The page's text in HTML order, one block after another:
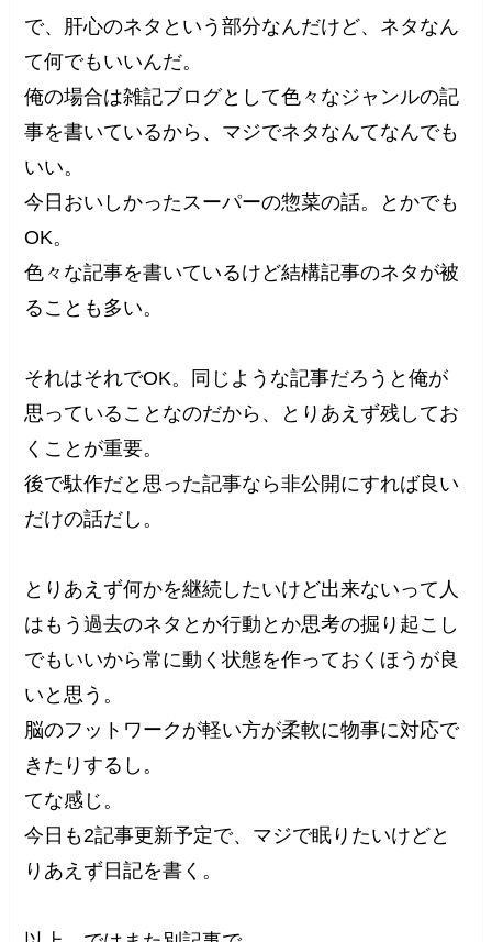
で、肝心のネタという部分なんだけど、ネタなん
て何でもいいんだ。
俺の場合は雑記ブログとして色々なジャンルの記
事を書いているから、マジでネタなんてなんでも
いい。
今日おいしかったスーパーの惣菜の話。とかでも
OK。
色々な記事を書いているけど結構記事のネタが被
ることも多い。
それはそれでOK。同じような記事だろうと俺が
思っていることなのだから、とりあえず残してお
くことが重要。
後で駄作だと思った記事なら非公開にすれば良い
だけの話だし。
とりあえず何かを継続したいけど出来ないって人
はもう過去のネタとか行動とか思考の掘り起こし
でもいいから常に動く状態を作っておくほうが良
いと思う。
脳のフットワークが軽い方が柔軟に物事に対応で
きたりするし。
てな感じ。
今日も2記事更新予定で、マジで眠りたいけどと
りあえず日記を書く。